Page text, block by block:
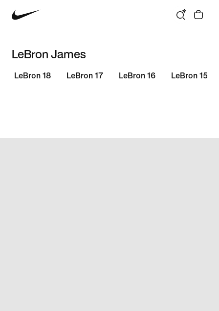
LeBron James
LeBron 18 LeBron 17 LeBron 16 LeBron 15